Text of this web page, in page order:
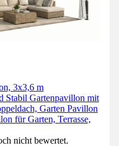
3x3,6 m
Stabil Gartenpavillon mit
Garten Pavillon
für Garten, Terrasse,
nicht bewertet.